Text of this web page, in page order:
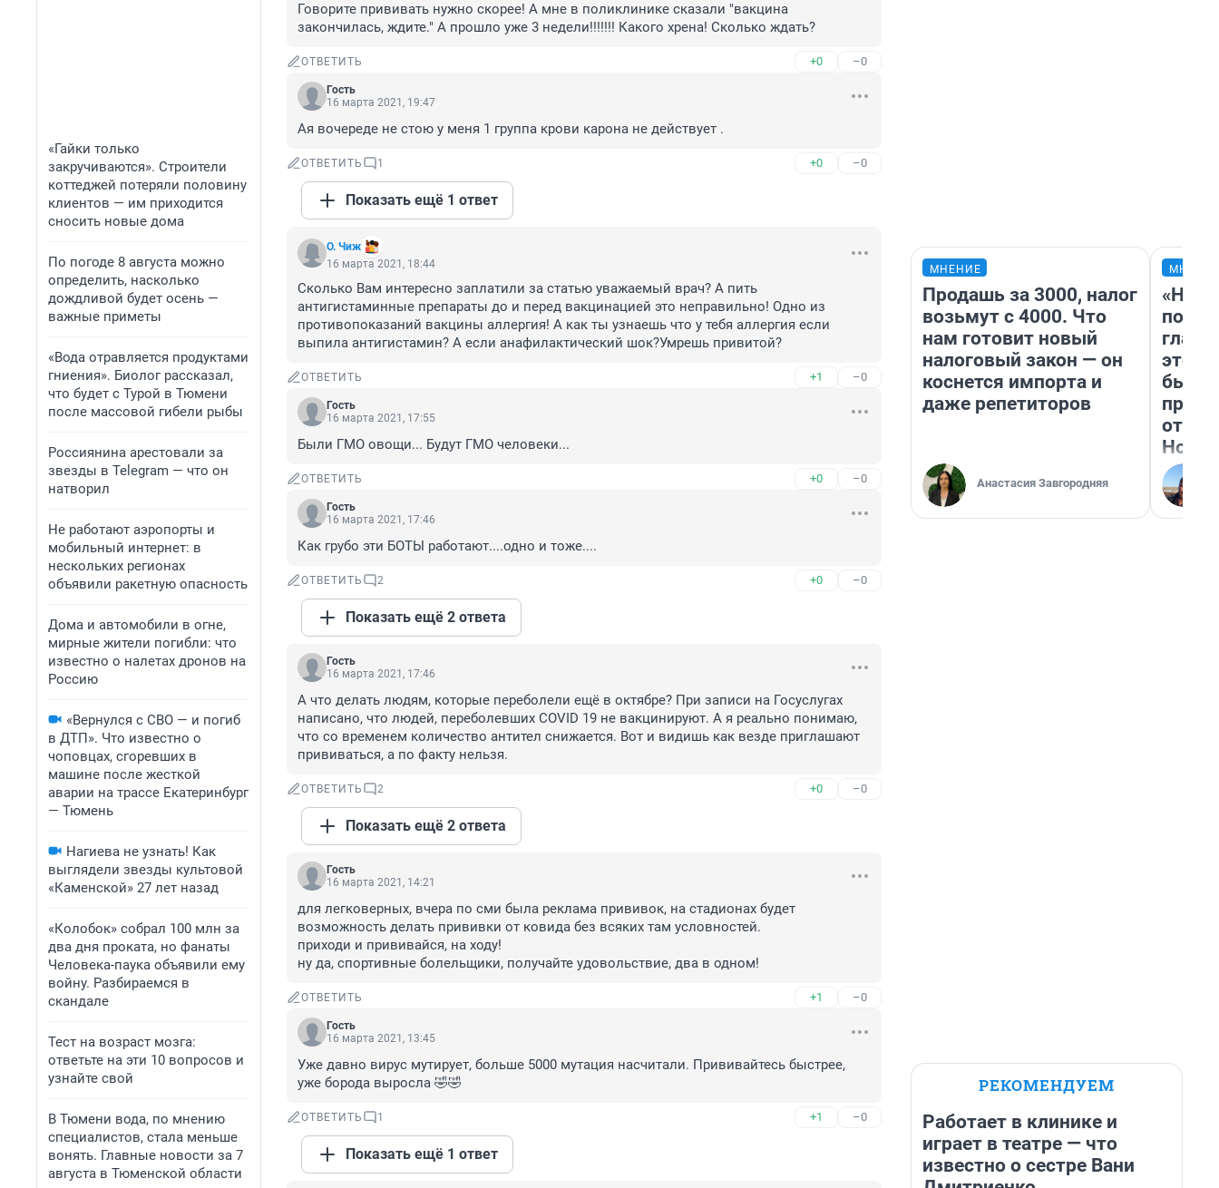
«Гайки только
закручиваются». Строители
коттеджей потеряли половину
клиентов — им приходится
сносить новые дома
По погоде 8 августа можно
определить, насколько
дождливой будет осень —
важные приметы
«Вода отравляется продуктами
гниения». Биолог рассказал,
что будет с Турой в Тюмени
после массовой гибели рыбы
Россиянина арестовали за
звезды в Telegram — что он
натворил
Не работают аэропорты и
мобильный интернет: в
нескольких регионах
объявили ракетную опасность
Дома и автомобили в огне,
мирные жители погибли: что
известно о налетах дронов на
Россию
«Вернулся с СВО — и погиб
в ДТП». Что известно о
чоповцах, сгоревших в
машине после жесткой
аварии на трассе Екатеринбург
— Тюмень
Нагиева не узнать! Как
выглядели звезды культовой
«Каменской» 27 лет назад
«Колобок» собрал 100 млн за
два дня проката, но фанаты
Человека-паука объявили ему
войну. Разбираемся в
скандале
Тест на возраст мозга:
ответьте на эти 10 вопросов и
узнайте свой
В Тюмени вода, по мнению
специалистов, стала меньше
вонять. Главные новости за 7
августа в Тюменской области
Говорите прививать нужно скорее! А мне в поликлинике сказали "вакцина
закончилась, ждите." А прошло уже 3 недели!!!!!!! Какого хрена! Сколько ждать?
ОТВЕТИТЬ +0 –0
Гость
16 марта 2021, 19:47
Ая вочереде не стою у меня 1 группа крови карона не действует .
ОТВЕТИТЬ 1 +0 –0
Показать ещё 1 ответ
О. Чиж
16 марта 2021, 18:44
Сколько Вам интересно заплатили за статью уважаемый врач? А пить
антигистаминные препараты до и перед вакцинацией это неправильно! Одно из
противопоказаний вакцины аллергия! А как ты узнаешь что у тебя аллергия если
выпила антигистамин? А если анафилактический шок?Умрешь привитой?
ОТВЕТИТЬ +1 –0
Гость
16 марта 2021, 17:55
Были ГМО овощи... Будут ГМО человеки...
ОТВЕТИТЬ +0 –0
Гость
16 марта 2021, 17:46
Как грубо эти БОТЫ работают....одно и тоже....
ОТВЕТИТЬ 2 +0 –0
Показать ещё 2 ответа
Гость
16 марта 2021, 17:46
А что делать людям, которые переболели ещё в октябре? При записи на Госуслугах
написано, что людей, переболевших COVID 19 не вакцинируют. А я реально понимаю,
что со временем количество антител снижается. Вот и видишь как везде приглашают
прививаться, а по факту нельзя.
ОТВЕТИТЬ 2 +0 –0
Показать ещё 2 ответа
Гость
16 марта 2021, 14:21
для легковерных, вчера по сми была реклама прививок, на стадионах будет
возможность делать прививки от ковида без всяких там условностей.
приходи и прививайся, на ходу!
ну да, спортивные болельщики, получайте удовольствие, два в одном!
ОТВЕТИТЬ +1 –0
Гость
16 марта 2021, 13:45
Уже давно вирус мутирует, больше 5000 мутация насчитали. Прививайтесь быстрее,
уже борода выросла 🤣🤣
ОТВЕТИТЬ 1 +1 –0
Показать ещё 1 ответ
МНЕНИЕ
Продашь за 3000, налог
возьмут с 4000. Что
нам готовит новый
налоговый закон — он
коснется импорта и
даже репетиторов
Анастасия Завгородняя
этого
бьет
РЕКОМЕНДУЕМ
Работает в клинике и
играет в театре — что
известно о сестре Вани